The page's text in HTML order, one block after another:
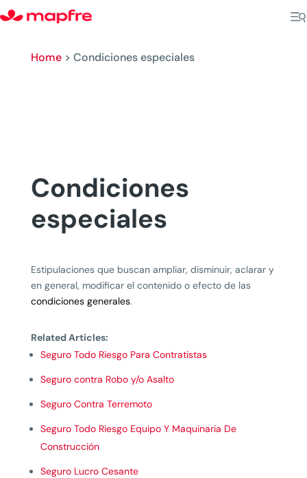
Home> Condiciones especiales
Condiciones
especiales
Estipulaciones que buscan ampliar, disminuir, aclarar y
en general, modificar el contenido o efecto de las
condiciones generales.
Related Articles:
Seguro Todo Riesgo Para Contratistas
Seguro contra Robo y/o Asalto
Seguro Contra Terremoto
Seguro Todo Riesgo Equipo Y Maquinaria De
Construcción
Seguro Lucro Cesante